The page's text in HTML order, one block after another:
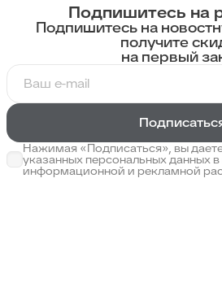
Подпишитесь на
Подпишитесь на
получите
на первый
Нажимая «Подписаться», вы
указанных персональных данных
информационной и рекламной